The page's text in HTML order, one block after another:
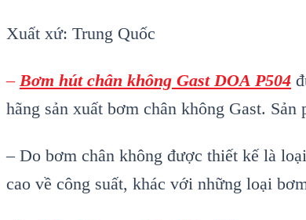
Xuất xứ: Trung Quốc
–Bơm hút chân không Gast DOA P504
hãng sản xuất bơm chân không Gast.
– Do bơm chân không được thiết kế là
cao về công suất, khác với những loại